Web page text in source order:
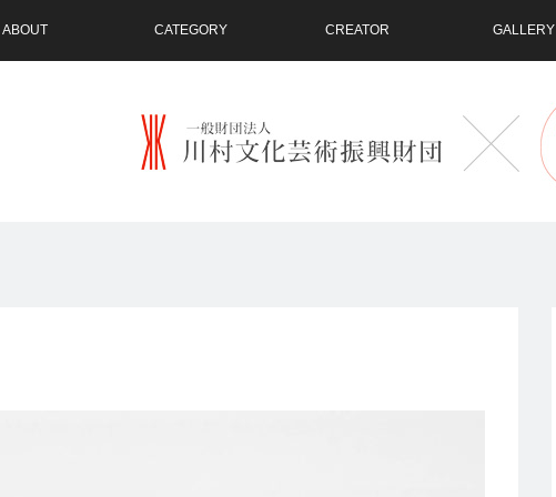
ABOUT CATEGORY CREATOR GALLERY